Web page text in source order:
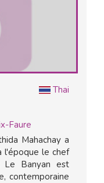
Thai
Faure
Mahachay a
le chef
Le Banyan est
contemporaine